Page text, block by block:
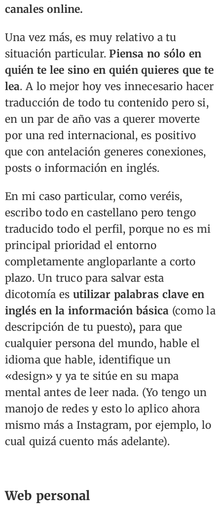
canales online.
Una vez más, es muy relativo a tu
situación particular.Piensa no sólo en
quién te lee sino en quién quieres que te
lea. A lo mejor hoy ves innecesario hacer
traducción de todo tu contenido pero si,
en un par de año vas a querer moverte
por una red internacional, es positivo
que con antelación generes conexiones,
posts o información en inglés.
En mi caso particular, como veréis,
escribo todo en castellano pero tengo
traducido todo el perfil, porque no es mi
principal prioridad el entorno
completamente angloparlante a corto
plazo. Un truco para salvar esta
dicotomía es utilizar palabras clave en
inglés en la información básica (como la
descripción de tu puesto), para que
cualquier persona del mundo, hable el
idioma que hable, identifique un
«design» y ya te sitúe en su mapa
mental antes de leer nada. (Yo tengo un
manojo de redes y esto lo aplico ahora
mismo más a Instagram, por ejemplo, lo
cual quizá cuento más adelante).
Web personal